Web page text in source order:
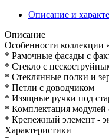
Описание и
Описание
Особенности коллекции
* Рамочные фасады с
* Стекло с
* Стеклянные полки и
* Петли с доводчиком
* Изящные ручки под
* Комплектация
* Крепежный элемент -
Характеристики